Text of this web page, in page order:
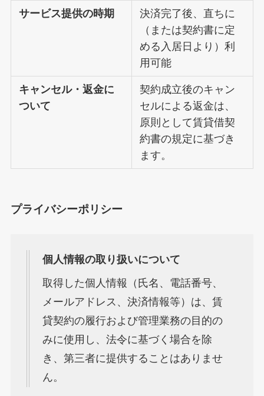
サービス提供の時期
決済完了後、直ちに
（または契約書に定
める入居日より）利
用可能
キャンセル・返金に
ついて
契約成立後のキャン
セルによる返金は、
原則として賃貸借契
約書の規定に基づき
ます。
プライバシーポリシー
個人情報の取り扱いについて
取得した個人情報（氏名、電話番号、
メールアドレス、決済情報等）は、賃
貸契約の履行および管理業務の目的の
みに使用し、法令に基づく場合を除
き、第三者に提供することはありませ
ん。